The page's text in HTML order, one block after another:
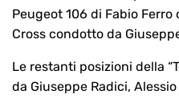
Peugeot 106 di Fabio
Cross condotto da
Le restanti posizioni della
da Giuseppe Radici,